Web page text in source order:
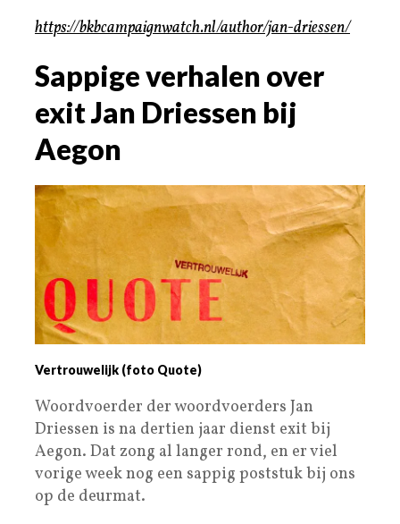
https://bkbcampaignwatch.nl/author/jan-driessen/
Sappige verhalen over
exit Jan Driessen bij
Aegon
Vertrouwelijk (foto Quote)
Woordvoerder der woordvoerders Jan
Driessen is na dertien jaar dienst exit bij
Aegon. Dat zong al langer rond, en er viel
vorige week nog een sappig poststuk bij ons
op de deurmat.